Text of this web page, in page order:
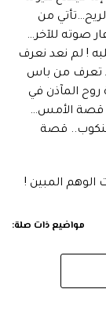
من
صوته للآخر…
! لم نعد نعرف
تعرف من باس
المآذن في
قصة الأمس…
قصة
المبين !
مواضيع ذات صلة: